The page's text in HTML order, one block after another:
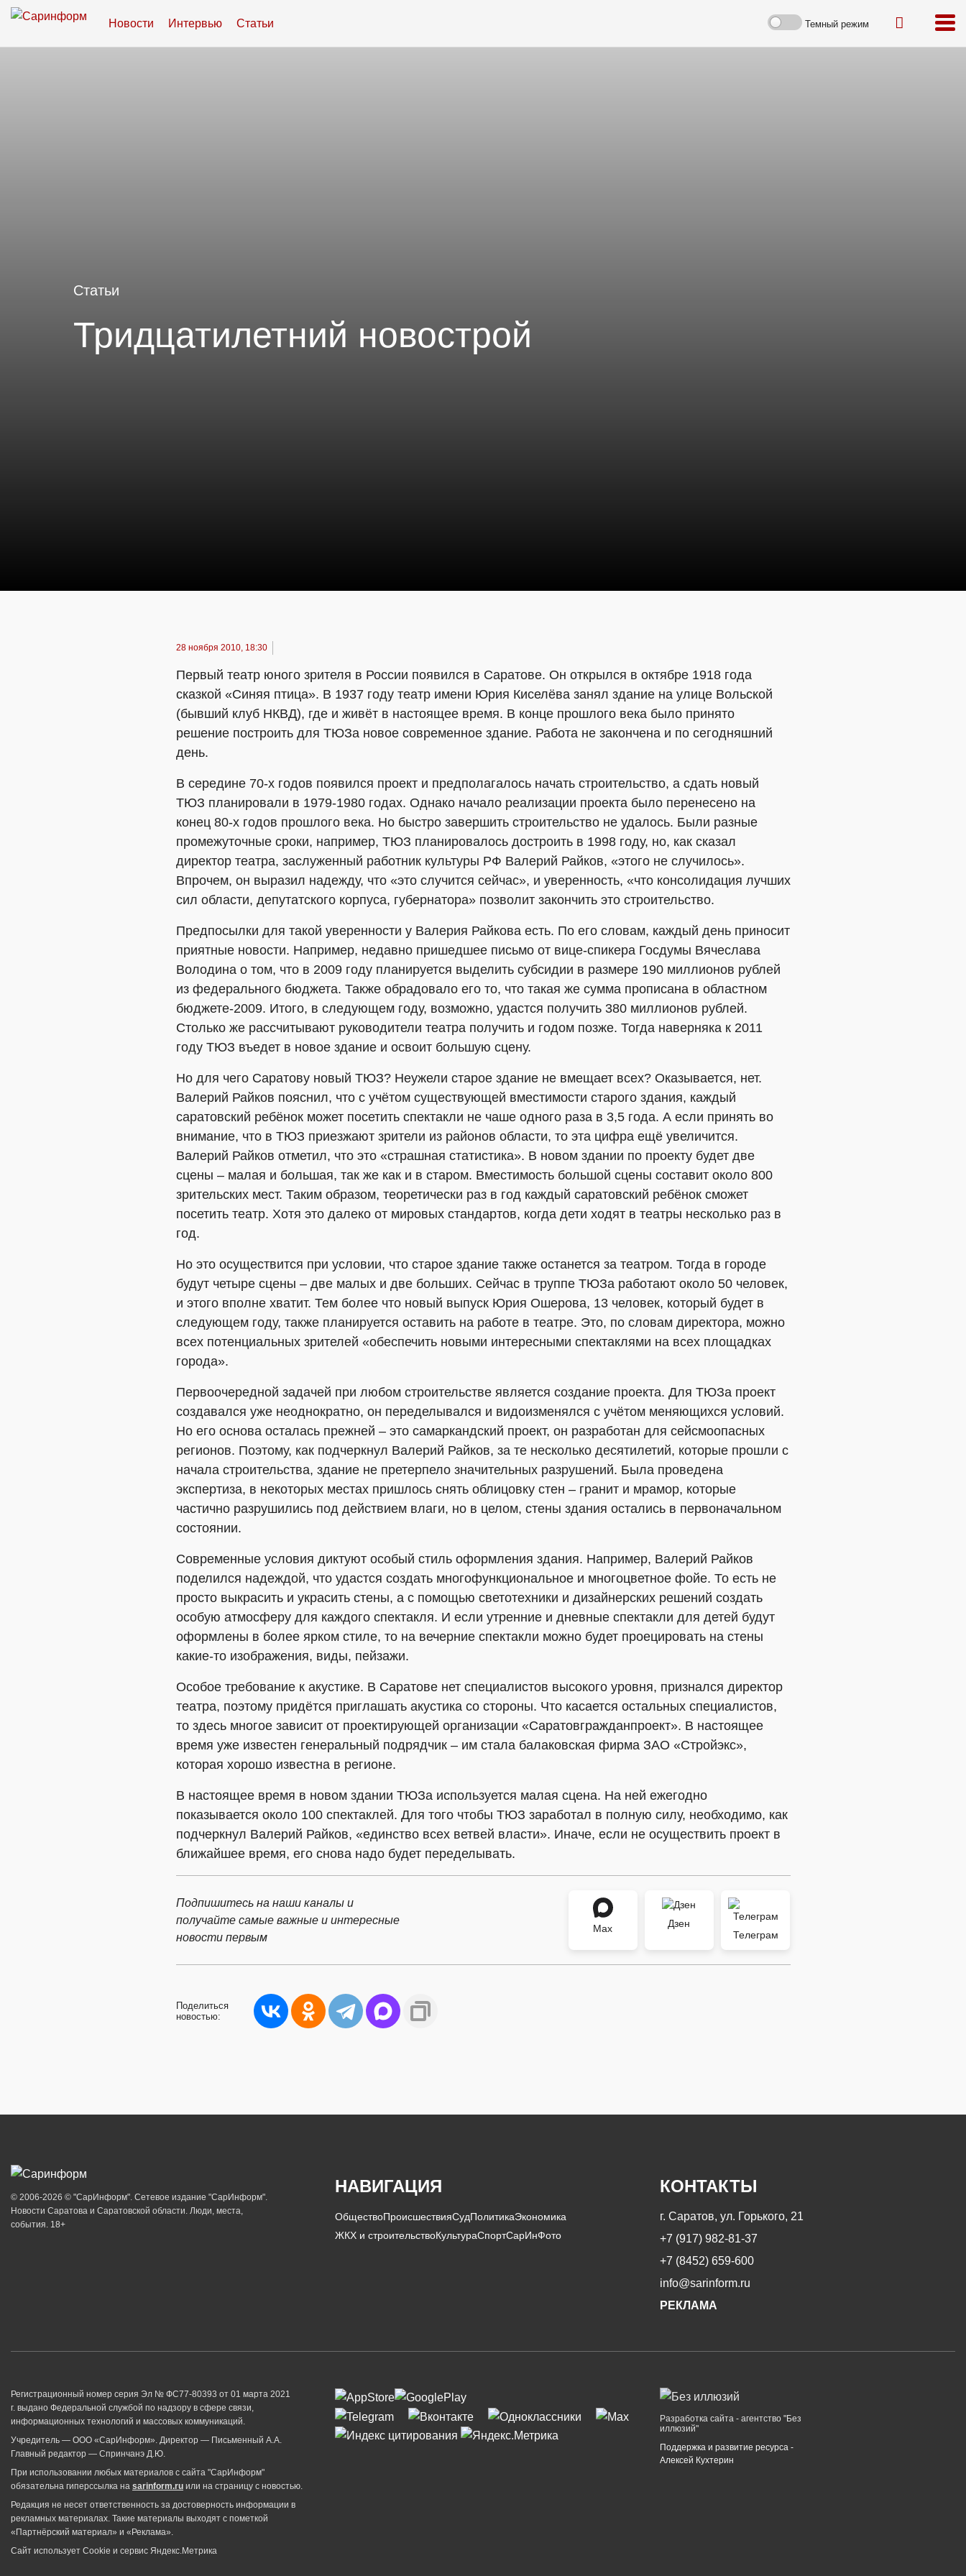
Новости Интервью Статьи Темный режим
Статьи
Тридцатилетний новострой
28 ноября 2010, 18:30
Первый театр юного зрителя в России появился в Саратове. Он открылся в октябре 1918 года
сказкой «Синяя птица». В 1937 году театр имени Юрия Киселёва занял здание на улице Вольской
(бывший клуб НКВД), где и живёт в настоящее время. В конце прошлого века было принято
решение построить для ТЮЗа новое современное здание. Работа не закончена и по сегодняшний
день.
В середине 70-х годов появился проект и предполагалось начать строительство, а сдать новый
ТЮЗ планировали в 1979-1980 годах. Однако начало реализации проекта было перенесено на
конец 80-х годов прошлого века. Но быстро завершить строительство не удалось. Были разные
промежуточные сроки, например, ТЮЗ планировалось достроить в 1998 году, но, как сказал
директор театра, заслуженный работник культуры РФ Валерий Райков, «этого не случилось».
Впрочем, он выразил надежду, что «это случится сейчас», и уверенность, «что консолидация лучших
сил области, депутатского корпуса, губернатора» позволит закончить это строительство.
Предпосылки для такой уверенности у Валерия Райкова есть. По его словам, каждый день приносит
приятные новости. Например, недавно пришедшее письмо от вице-спикера Госдумы Вячеслава
Володина о том, что в 2009 году планируется выделить субсидии в размере 190 миллионов рублей
из федерального бюджета. Также обрадовало его то, что такая же сумма прописана в областном
бюджете-2009. Итого, в следующем году, возможно, удастся получить 380 миллионов рублей.
Столько же рассчитывают руководители театра получить и годом позже. Тогда наверняка к 2011
году ТЮЗ въедет в новое здание и освоит большую сцену.
Но для чего Саратову новый ТЮЗ? Неужели старое здание не вмещает всех? Оказывается, нет.
Валерий Райков пояснил, что с учётом существующей вместимости старого здания, каждый
саратовский ребёнок может посетить спектакли не чаше одного раза в 3,5 года. А если принять во
внимание, что в ТЮЗ приезжают зрители из районов области, то эта цифра ещё увеличится.
Валерий Райков отметил, что это «страшная статистика». В новом здании по проекту будет две
сцены – малая и большая, так же как и в старом. Вместимость большой сцены составит около 800
зрительских мест. Таким образом, теоретически раз в год каждый саратовский ребёнок сможет
посетить театр. Хотя это далеко от мировых стандартов, когда дети ходят в театры несколько раз в
год.
Но это осуществится при условии, что старое здание также останется за театром. Тогда в городе
будут четыре сцены – две малых и две больших. Сейчас в труппе ТЮЗа работают около 50 человек,
и этого вполне хватит. Тем более что новый выпуск Юрия Ошерова, 13 человек, который будет в
следующем году, также планируется оставить на работе в театре. Это, по словам директора, можно
всех потенциальных зрителей «обеспечить новыми интересными спектаклями на всех площадках
города».
Первоочередной задачей при любом строительстве является создание проекта. Для ТЮЗа проект
создавался уже неоднократно, он переделывался и видоизменялся с учётом меняющихся условий.
Но его основа осталась прежней – это самаркандский проект, он разработан для сейсмоопасных
регионов. Поэтому, как подчеркнул Валерий Райков, за те несколько десятилетий, которые прошли с
начала строительства, здание не претерпело значительных разрушений. Была проведена
экспертиза, в некоторых местах пришлось снять облицовку стен – гранит и мрамор, которые
частично разрушились под действием влаги, но в целом, стены здания остались в первоначальном
состоянии.
Современные условия диктуют особый стиль оформления здания. Например, Валерий Райков
поделился надеждой, что удастся создать многофункциональное и многоцветное фойе. То есть не
просто выкрасить и украсить стены, а с помощью светотехники и дизайнерских решений создать
особую атмосферу для каждого спектакля. И если утренние и дневные спектакли для детей будут
оформлены в более ярком стиле, то на вечерние спектакли можно будет проецировать на стены
какие-то изображения, виды, пейзажи.
Особое требование к акустике. В Саратове нет специалистов высокого уровня, признался директор
театра, поэтому придётся приглашать акустика со стороны. Что касается остальных специалистов,
то здесь многое зависит от проектирующей организации «Саратовгражданпроект». В настоящее
время уже известен генеральный подрядчик – им стала балаковская фирма ЗАО «Стройэкс»,
которая хорошо известна в регионе.
В настоящее время в новом здании ТЮЗа используется малая сцена. На ней ежегодно
показывается около 100 спектаклей. Для того чтобы ТЮЗ заработал в полную силу, необходимо, как
подчеркнул Валерий Райков, «единство всех ветвей власти». Иначе, если не осуществить проект в
ближайшее время, его снова надо будет переделывать.
Подпишитесь на наши каналы и
получайте самые важные и интересные
новости первым
Max
Дзен
Телеграм
Поделиться
новостью:
© 2006-2026 © "СарИнформ". Сетевое издание "СарИнформ".
Новости Саратова и Саратовской области. Люди, места,
события. 18+
НАВИГАЦИЯ
ОбществоПроисшествияСудПолитикаЭкономика
ЖКХ и строительствоКультураСпортСарИнФото
КОНТАКТЫ
г. Саратов, ул. Горького, 21
+7 (917) 982-81-37
+7 (8452) 659-600
info@sarinform.ru
РЕКЛАМА
Регистрационный номер серия Эл № ФС77-80393 от 01 марта 2021
г. выдано Федеральной службой по надзору в сфере связи,
информационных технологий и массовых коммуникаций.
Учредитель — ООО «СарИнформ». Директор — Письменный А.А.
Главный редактор — Спринчанэ Д.Ю.
При использовании любых материалов с сайта "СарИнформ"
обязательна гиперссылка на sarinform.ru или на страницу с новостью.
Редакция не несет ответственность за достоверность информации в
рекламных материалах. Такие материалы выходят с пометкой
«Партнёрский материал» и «Реклама».
Сайт использует Cookie и сервиc Яндекс.Метрика
Разработка сайта - агентство "Без
иллюзий"
Поддержка и развитие ресурса -
Алексей Кухтерин